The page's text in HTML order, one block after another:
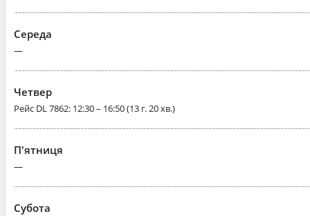
Середа
—
Четвер
Рейс DL 7862: 12:30 – 16:50 (13 г. 20 хв.)
П'ятниця
—
Субота